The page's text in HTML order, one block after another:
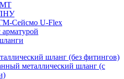
ПНУ
Сейсмо U-Flex
арматурой
шланг (без фитингов)
металлический шланг (с